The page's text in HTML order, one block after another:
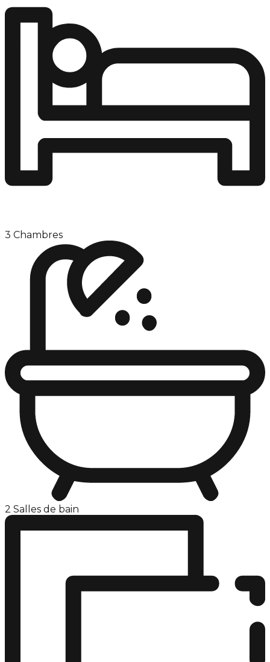
3 Chambres
2 Salles de bain